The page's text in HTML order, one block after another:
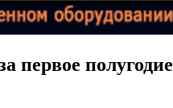
первое полугодие